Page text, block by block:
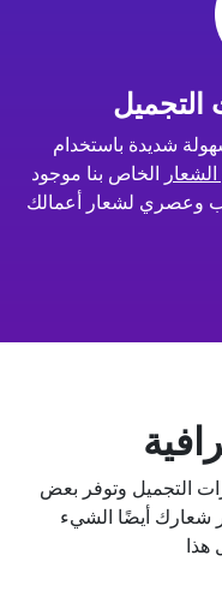
شديدة باستخدام
الخاص بنا موجود
وعصري لشعار أعمالك
التجميل وتوفر بعض
شعارك أيضًا الشيء